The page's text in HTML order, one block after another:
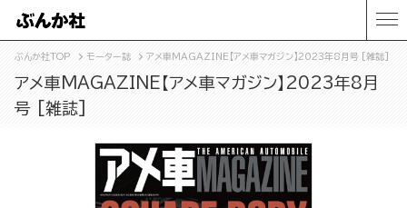
ぶんか社TOP モーター誌 アメ車MAGAZINE【アメ車マガジン】2023年8月号 [雑誌]
アメ車MAGAZINE【アメ車マガジン】2023年8月
号 [雑誌]